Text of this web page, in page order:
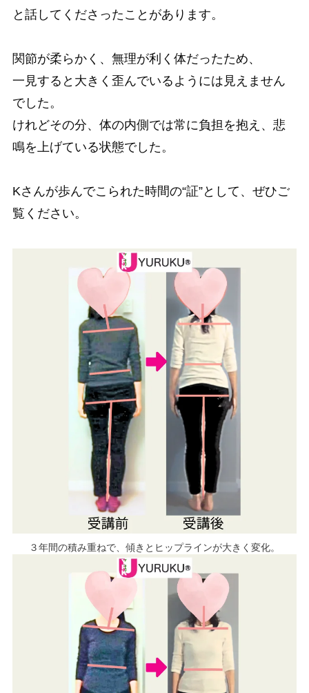
と話してくださったことがあります。
関節が柔らかく、無理が利く体だったため、
一見すると大きく歪んでいるようには見えません
でした。
けれどその分、体の内側では常に負担を抱え、悲
鳴を上げている状態でした。
Kさんが歩んでこられた時間の“証”として、ぜひご
覧ください。
３年間の積み重ねで、傾きとヒップラインが大きく変化。